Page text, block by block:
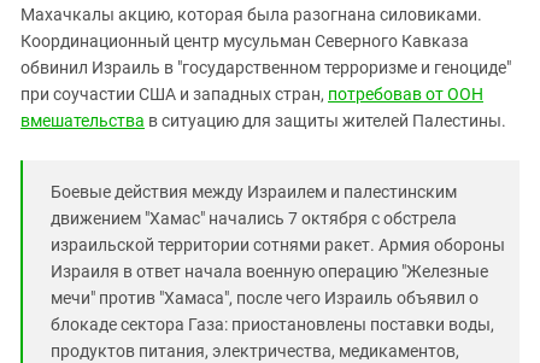
Махачкалы акцию, которая была разогнана силовиками.
Координационный центр мусульман Северного Кавказа
обвинил Израиль в "государственном терроризме и геноциде"
при соучастии США и западных стран, потребовав от ООН
вмешательства в ситуацию для защиты жителей Палестины.
Боевые действия между Израилем и палестинским
движением "Хамас" начались 7 октября с обстрела
израильской территории сотнями ракет. Армия обороны
Израиля в ответ начала военную операцию "Железные
мечи" против "Хамаса", после чего Израиль объявил о
блокаде сектора Газа: приостановлены поставки воды,
продуктов питания, электричества, медикаментов,